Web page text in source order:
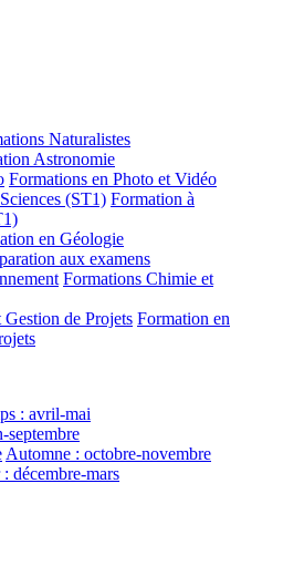
Naturalistes
Astronomie
Formations en Photo et Vidéo
(ST1) Formation à
en Géologie
aux examens
Formations Chimie et
de Projets Formation en
: avril-mai
septembre
Automne : octobre-novembre
décembre-mars